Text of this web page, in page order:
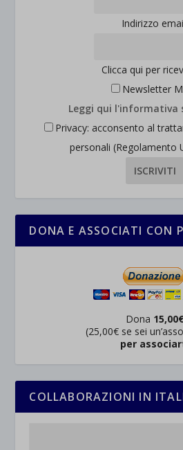
Indirizzo
Clicca qui per
Newsletter
Leggi qui l'informativa
Privacy: acconsento al
personali (Regolamento
DONA E ASSOCIATI CON
Dona
(25,00€ se sei
per
COLLABORAZIONI IN